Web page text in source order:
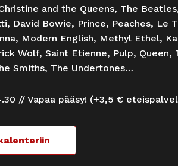
and the Queens, The
David Bowie, Prince, Peaches, Le
Modern English, Methyl Ethel,
Wolf, Saint Etienne, Pulp,
Smiths, The Undertones…
// Vapaa pääsy! (+3,5 €